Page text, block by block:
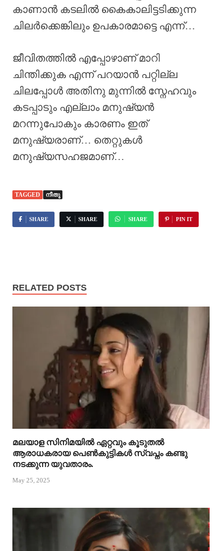
കാണാൻ കടലിൽ കൈകാലിട്ടടിക്കുന്ന
ചിലർക്കെങ്കിലും ഉപകാരമാട്ടെ എന്ന്…
ജീവിതത്തിൽ എപ്പോഴാണ് മാറി
ചിന്തിക്കുക എന്ന് പറയാൻ പറ്റില്ല
ചിലപ്പോൾ അതിനു മുന്നിൽ സ്നേഹവും
കടപ്പാടും എല്ലാം മനുഷ്യൻ
മറന്നുപോകും കാരണം ഇത്
മനുഷ്യരാണ്… തെറ്റുകൾ
മനുഷ്യസഹജമാണ്…
TAGGED നീതു
SHARE SHARE SHARE PIN IT
RELATED POSTS
മലയാള സിനിമയിൽ ഏറ്റവും കൂടുതൽ
ആരാധകരായ പെൺകുട്ടികൾ സ്വപ്നം കണ്ടു
നടക്കുന്ന യുവതാരം.
May 25, 2025